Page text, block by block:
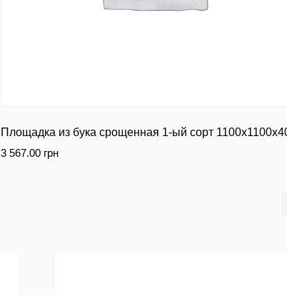
Площадка из бука срощенная 1-ый сорт
3 567.00 грн